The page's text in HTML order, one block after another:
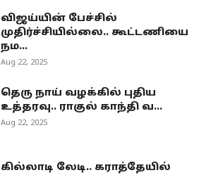
விஜய்யின் பேச்சில்
முதிர்ச்சியில்லை.. கூட்டணியை
நம...
Aug 22, 2025
தெரு நாய் வழக்கில் புதிய
உத்தரவு.. ராகுல் காந்தி வ...
Aug 22, 2025
கில்லாடி லேடி.. கராத்தேயில்